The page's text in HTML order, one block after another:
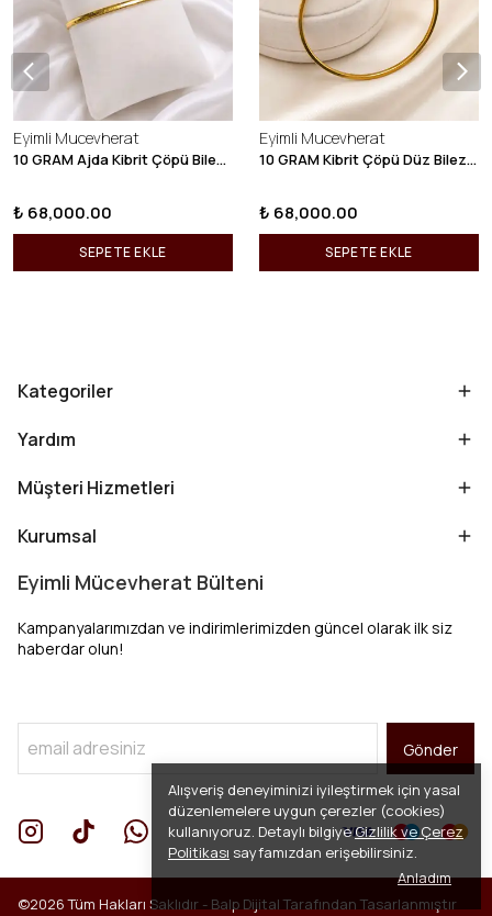
Alışveriş deneyiminizi iyileştirmek için yasal
düzenlemelere uygun çerezler (cookies)
kullanıyoruz. Detaylı bilgiyeGizlilik ve Çerez
Politikası sayfamızdan erişebilirsiniz.
Anladım
Eyimli Mucevherat
10 GRAM Ajda Kibrit Çöpü Bilezik 22 Ayar 22BLZ003
₺ 68,000.00
SEPETE EKLE
Eyimli Mucevherat
10 GRAM Kibrit Çöpü Düz Bilezik 22 Ayar 22BLZ001
₺ 68,000.00
SEPETE EKLE
Kategoriler
Yardım
Müşteri Hizmetleri
Kurumsal
Eyimli Mücevherat Bülteni
Kampanyalarımızdan ve indirimlerimizden güncel olarak ilk siz
haberdar olun!
Gönder
©2026 Tüm Hakları Saklıdır - Balp Dijital Tarafından Tasarlanmıştır